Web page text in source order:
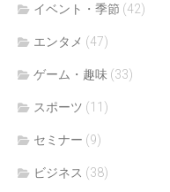
イベント・季節 (42)
エンタメ (47)
ゲーム・趣味 (33)
スポーツ (11)
セミナー (9)
ビジネス (38)